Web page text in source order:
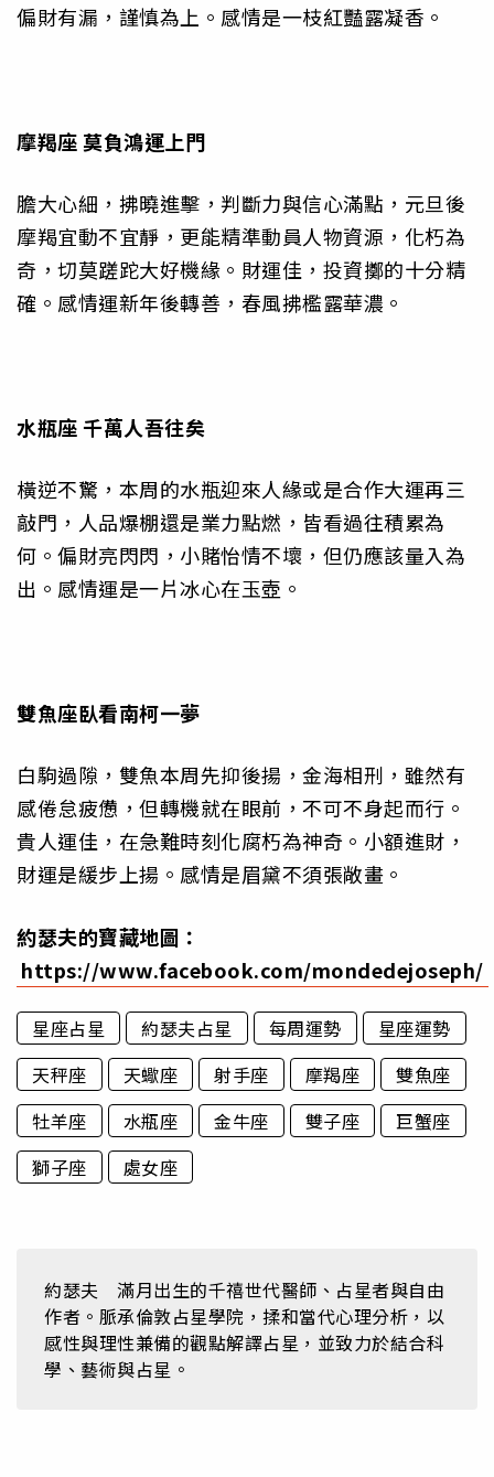
偏財有漏，謹慎為上。感情是一枝紅豔露凝香。
摩羯座 莫負鴻運上門
膽大心細，拂曉進擊，判斷力與信心滿點，元旦後
摩羯宜動不宜靜，更能精準動員人物資源，化朽為
奇，切莫蹉跎大好機緣。財運佳，投資擲的十分精
確。感情運新年後轉善，春風拂檻露華濃。
水瓶座千萬人吾往矣
橫逆不驚，本周的水瓶迎來人緣或是合作大運再三
敲門，人品爆棚還是業力點燃，皆看過往積累為
何。偏財亮閃閃，小賭怡情不壞，但仍應該量入為
出。感情運是一片冰心在玉壺。
雙魚座臥看南柯一夢
白駒過隙，雙魚本周先抑後揚，金海相刑，雖然有
感倦怠疲憊，但轉機就在眼前，不可不身起而行。
貴人運佳，在急難時刻化腐朽為神奇。小額進財，
財運是緩步上揚。感情是眉黛不須張敞畫。
約瑟夫的寶藏地圖：
https://www.facebook.com/mondedejoseph/
星座占星 約瑟夫占星 每周運勢
星座運勢
天秤座
天蠍座 射手座 摩羯座
雙魚座
牡羊座
水瓶座 金牛座 雙子座
巨蟹座
獅子座
處女座
約瑟夫 滿月出生的千禧世代醫師、占星者與自由
作者。脈承倫敦占星學院，揉和當代心理分析，以
感性與理性兼備的觀點解譯占星，並致力於結合科
學、藝術與占星。